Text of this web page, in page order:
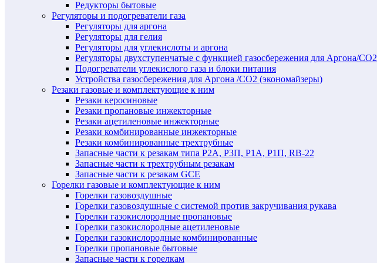
Редукторы бытовые
Регуляторы и подогреватели газа
Регуляторы для аргона
Регуляторы для гелия
Регуляторы для углекислоты и аргона
Регуляторы двухступенчатые c функцией газосбережения для Аргона/СО2
Подогреватели углекислого газа и блоки питания
Устройства газосбережения для Аргона /СО2 (экономайзеры)
Резаки газовые и комплектующие к ним
Резаки керосиновые
Резаки пропановые инжекторные
Резаки ацетиленовые инжекторные
Резаки комбинированные инжекторные
Резаки комбинированные трехтрубные
Запасные части к резакам типа Р2А, Р3П, Р1А, Р1П, RB-22
Запасные части к трехтрубным резакам
Запасные части к резакам GCE
Горелки газовые и комплектующие к ним
Горелки газовоздушные
Горелки газовоздушные с системой против закручивания рукава
Горелки газокислородные пропановые
Горелки газокислородные ацетиленовые
Горелки газокислородные комбинированные
Горелки пропановые бытовые
Запасные части к горелкам